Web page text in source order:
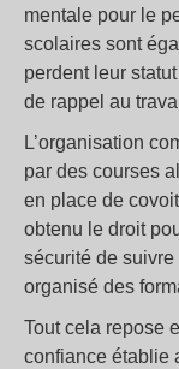
mentale pour le
scolaires sont
perdent leur
de rappel au
L’organisation
par des courses
en place de
obtenu le droit
sécurité de suivre
organisé des
Tout cela repose
confiance établie